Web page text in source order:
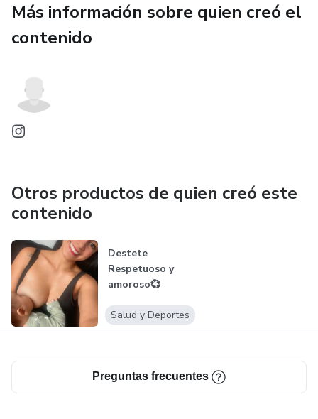
Más información sobre quien creó el
contenido
Otros productos de quien creó este
contenido
Destete
Respetuoso y
amoroso💞
Salud y Deportes
Preguntas frecuentes